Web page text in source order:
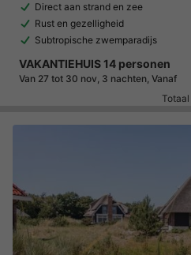
Direct aan strand en zee
Rust en gezelligheid
Subtropische zwemparadijs
VAKANTIEHUIS 14 personen
Van 27 tot 30 nov, 3 nachten, Vanaf
Totaal